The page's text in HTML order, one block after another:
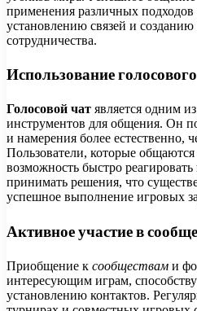
применения различных
установлению связей и
сотрудничества.
Использование
Голосовой чат является одним
инструментов для общения. Он
и намерения более естественно,
Пользователи, которые
возможность быстро
принимать решения, что
успешное выполнение игровых
Активное участие в
Приобщение к сообществам и
интересующим играм,
установлению контактов.